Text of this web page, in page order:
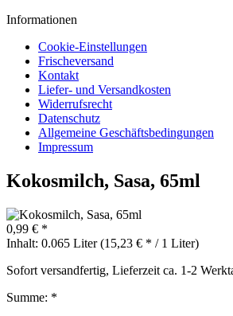
Informationen
Cookie-Einstellungen
Frischeversand
Kontakt
Liefer- und Versandkosten
Widerrufsrecht
Datenschutz
Allgemeine Geschäftsbedingungen
Impressum
Kokosmilch, Sasa, 65ml
0,99 € *
Inhalt: 0.065 Liter (15,23 € * / 1 Liter)
Sofort versandfertig, Lieferzeit ca. 1-2
Summe: *